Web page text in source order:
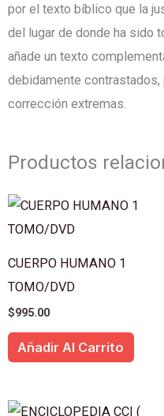
por el texto bíblico que la
del lugar de donde ha sido
añade un texto
debidamente contrastados,
corrección extremas.
Productos
CUERPO HUMANO 1
TOMO/DVD
$995.00
Añadir Al Carrito